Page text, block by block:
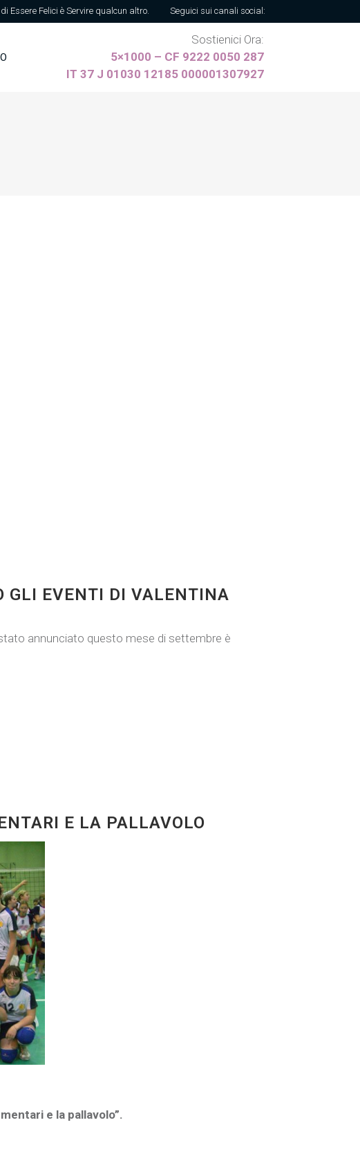
Essere Felici è Servire qualcun altro. Seguici sui canali social:
Sostienici Ora:
5×1000 – CF 9222 0050 287
IT 37 J 01030 12185 000001307927
GLI EVENTI DI VALENTINA
annunciato questo mese di settembre è
E LA PALLAVOLO
e la pallavolo”.